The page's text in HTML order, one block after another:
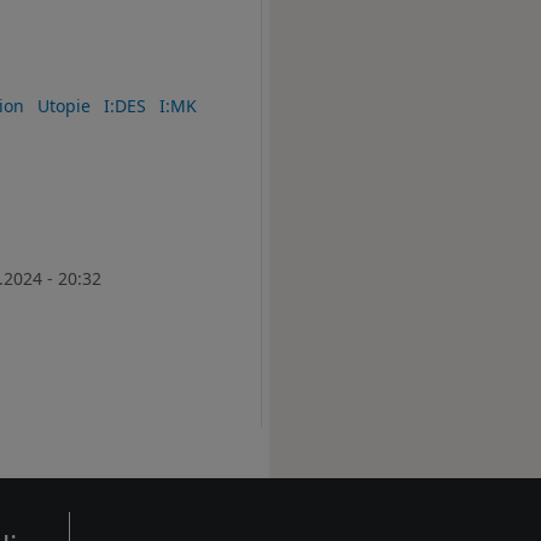
Utopie I:DES I:MK
- 20:32